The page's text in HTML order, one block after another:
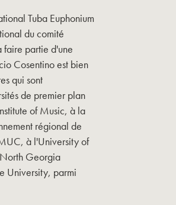
Tuba Euphonium
du comité
faire partie d'une
Cosentino est bien
qui sont
de premier plan
of Music, à la
régional de
à l'University of
Georgia
University, parmi